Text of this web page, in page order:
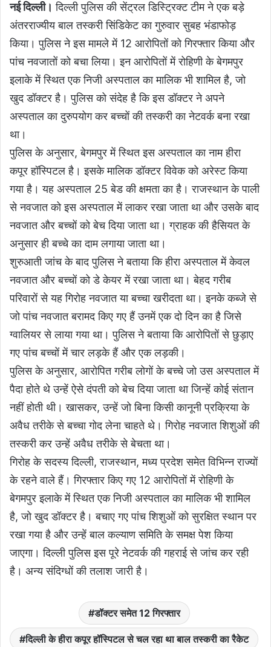
नई दिल्ली। दिल्ली पुलिस की सेंट्रल डिस्ट्रिक्ट टीम ने एक बड़े
अंतरराज्यीय बाल तस्करी सिंडिकेट का गुरुवार सुबह भंडाफोड़
किया। पुलिस ने इस मामले में 12 आरोपितों को गिरफ्तार किया और
पांच नवजातों को बचा लिया। इन आरोपितों में रोहिणी के बेगमपुर
इलाके में स्थित एक निजी अस्पताल का मालिक भी शामिल है, जो
खुद डॉक्टर है। पुलिस को संदेह है कि इस डॉक्टर ने अपने
अस्पताल का दुरुपयोग कर बच्चों की तस्करी का नेटवर्क बना रखा
था।
पुलिस के अनुसार, बेगमपुर में स्थित इस अस्पताल का नाम हीरा
कपूर हॉस्पिटल है। इसके मालिक डॉक्टर विवेक को अरेस्ट किया
गया है। यह अस्पताल 25 बेड की क्षमता का है। राजस्थान के पाली
से नवजात को इस अस्पताल में लाकर रखा जाता था और उसके बाद
नवजात और बच्चों को बेच दिया जाता था। ग्राहक की हैसियत के
अनुसार ही बच्चे का दाम लगाया जाता था।
शुरुआती जांच के बाद पुलिस ने बताया कि हीरा अस्पताल में केवल
नवजात और बच्चों को डे केयर में रखा जाता था। बेहद गरीब
परिवारों से यह गिरोह नवजात या बच्चा खरीदता था। इनके कब्जे से
जो पांच नवजात बरामद किए गए हैं उनमें एक दो दिन का है जिसे
ग्वालियर से लाया गया था। पुलिस ने बताया कि आरोपितों से छुड़ाए
गए पांच बच्चों में चार लड़के हैं और एक लड़की।
पुलिस के अनुसार, आरोपित गरीब लोगों के बच्चे जो उस अस्पताल में
पैदा होते थे उन्हें ऐसे दंपती को बेच दिया जाता था जिन्हें कोई संतान
नहीं होती थी। खासकर, उन्हें जो बिना किसी कानूनी प्रक्रिया के
अवैध तरीके से बच्चा गोद लेना चाहते थे। गिरोह नवजात शिशुओं की
तस्करी कर उन्हें अवैध तरीके से बेचता था।
गिरोह के सदस्य दिल्ली, राजस्थान, मध्य प्रदेश समेत विभिन्न राज्यों
के रहने वाले हैं। गिरफ्तार किए गए 12 आरोपितों में रोहिणी के
बेगमपुर इलाके में स्थित एक निजी अस्पताल का मालिक भी शामिल
है, जो खुद डॉक्टर है। बचाए गए पांच शिशुओं को सुरक्षित स्थान पर
रखा गया है और उन्हें बाल कल्याण समिति के समक्ष पेश किया
जाएगा। दिल्ली पुलिस इस पूरे नेटवर्क की गहराई से जांच कर रही
है। अन्य संदिग्धों की तलाश जारी है।
डॉक्टर समेत 12 गिरफ्तार
दिल्ली के हीरा कपूर हॉस्पिटल से चल रहा था बाल तस्करी का रैकेट